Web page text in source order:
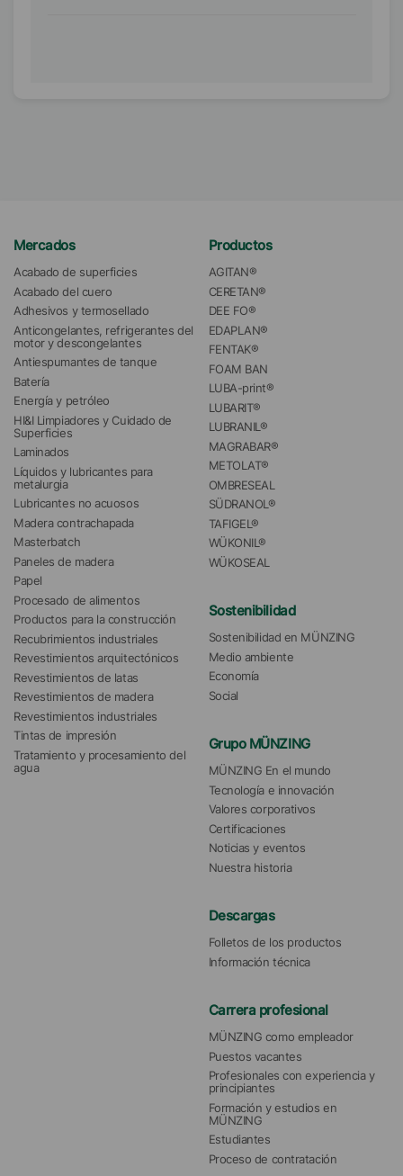
Mercados
Acabado de superficies
Acabado del cuero
Adhesivos y termosellado
Anticongelantes, refrigerantes del
motor y descongelantes
Antiespumantes de tanque
Batería
Energía y petróleo
HI&I Limpiadores y Cuidado de
Superficies
Laminados
Líquidos y lubricantes para
metalurgia
Lubricantes no acuosos
Madera contrachapada
Masterbatch
Paneles de madera
Papel
Procesado de alimentos
Productos para la construcción
Recubrimientos industriales
Revestimientos arquitectónicos
Revestimientos de latas
Revestimientos de madera
Revestimientos industriales
Tintas de impresión
Tratamiento y procesamiento del
agua
Productos
AGITAN®
CERETAN®
DEE FO®
EDAPLAN®
FENTAK®
FOAM BAN
LUBA-print®
LUBARIT®
LUBRANIL®
MAGRABAR®
METOLAT®
OMBRESEAL
SÜDRANOL®
TAFIGEL®
WÜKONIL®
WÜKOSEAL
Sostenibilidad
Sostenibilidad en MÜNZING
Medio ambiente
Economía
Social
Grupo MÜNZING
MÜNZING En el mundo
Tecnología e innovación
Valores corporativos
Certificaciones
Noticias y eventos
Nuestra historia
Descargas
Folletos de los productos
Información técnica
Carrera profesional
MÜNZING como empleador
Puestos vacantes
Profesionales con experiencia y
principiantes
Formación y estudios en
MÜNZING
Estudiantes
Proceso de contratación